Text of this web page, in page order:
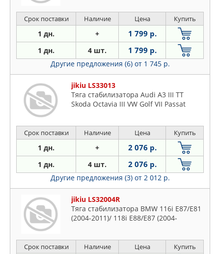
Срок поставки Наличие Цена Купить
1 дн. + 1 799 р.
1 дн. 4 шт. 1 799 р.
Другие предложения (6) от 1 745 р.
jikiu LS33013
Тяга стабилизатора Audi A3 III TT
Skoda Octavia III VW Golf VII Passat
Срок поставки Наличие Цена Купить
1 дн. + 2 076 р.
1 дн. 4 шт. 2 076 р.
Другие предложения (3) от 2 012 р.
jikiu LS32004R
Тяга стабилизатора BMW 116i E87/E81
(2004-2011)/ 118i E88/E87 (2004-
Срок поставки Наличие Цена Купить